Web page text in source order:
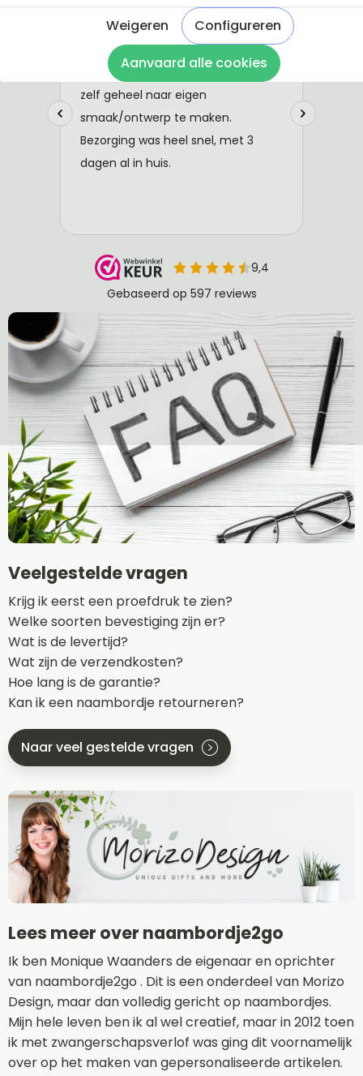
Veelgestelde vragen
Krijg ik eerst een proefdruk te zien?
Welke soorten bevestiging zijn er?
Wat is de levertijd?
Wat zijn de verzendkosten?
Hoe lang is de garantie?
Kan ik een naambordje retourneren?
Naar veel gestelde vragen
Lees meer over naambordje2go
Ik ben Monique Waanders de eigenaar en oprichter
van naambordje2go . Dit is een onderdeel van Morizo
Design, maar dan volledig gericht op naambordjes.
Mijn hele leven ben ik al wel creatief, maar in 2012 toen
ik met zwangerschapsverlof was ging dit voornamelijk
over op het maken van gepersonaliseerde artikelen.
Weigeren
Configureren
Aanvaard alle cookies